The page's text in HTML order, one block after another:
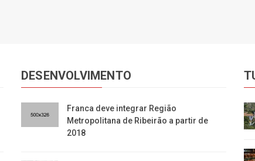
DESENVOLVIMENTO
Franca deve integrar Região
Metropolitana de Ribeirão a partir de
2018